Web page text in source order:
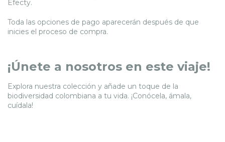
Efecty.
Toda las opciones de pago aparecerán después de que
inicies el proceso de compra.
¡Únete a nosotros en este viaje!
Explora nuestra colección y añade un toque de la
biodiversidad colombiana a tu vida. ¡Conócela, ámala,
cuídala!